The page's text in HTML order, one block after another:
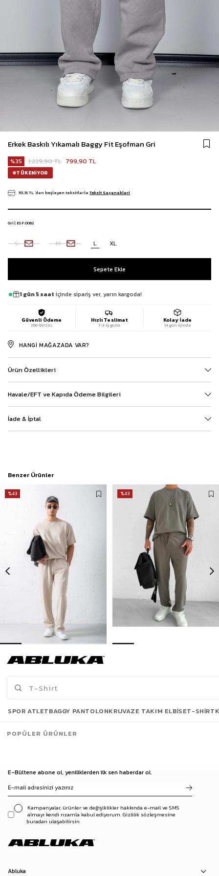
Erkek Baskılı Yıkamalı Baggy Fit Eşofman Gri
35 1.229,90 TL 799,90 TL
TÜKENIYOR
151,15 TL`den başlayan taksitlerle Taksit Seçenekleri
Gri | ESF.0062
S M L XL
1 gün 5 saat içinde sipariş ver, yarın kargoda!
Güvenli Ödeme
256-bit SSL
Hızlı Teslimat
1-3 iş günü
Kolay İade
14 gün içinde
HANGI MAĞAZADA VAR?
Ürün Özellikleri
Havale/EFT ve Kapıda Ödeme Bilgileri
İade & İptal
Benzer Ürünler
%43
499,00 TL
869,90 TL
%43
Son Bakılanlar
E-Bültene abone ol, yeniliklerden ilk sen haberdar ol.
Kampanyalar, ürünler ve değişiklikler hakkında e-mail ve SMS
almayı kendi rızamla kabul ediyorum. Gizlilik sözleşmesine
buradan ulaşabilirsin
Abluka
SPOR ATLETBAGGY PANTOLONKRUVAZE TAKIM ELBISET-SHIRT
POPÜLER ÜRÜNLER